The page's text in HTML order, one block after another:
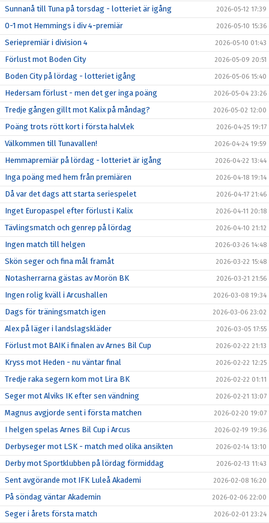
Sunnanå till Tuna på torsdag - lotteriet är igång 2026-05-12 17:39
0-1 mot Hemmings i div 4-premiär 2026-05-10 15:36
Seriepremiär i division 4 2026-05-10 01:43
Förlust mot Boden City 2026-05-09 20:51
Boden City på lördag - lotteriet igång 2026-05-06 15:40
Hedersam förlust - men det ger inga poäng 2026-05-04 23:26
Tredje gången gillt mot Kalix på måndag? 2026-05-02 12:00
Poäng trots rött kort i första halvlek 2026-04-25 19:17
Välkommen till Tunavallen! 2026-04-24 19:59
Hemmapremiär på lördag - lotteriet är igång 2026-04-22 13:44
Inga poäng med hem från premiären 2026-04-18 19:14
Då var det dags att starta seriespelet 2026-04-17 21:46
Inget Europaspel efter förlust i Kalix 2026-04-11 20:18
Tävlingsmatch och genrep på lördag 2026-04-10 21:12
Ingen match till helgen 2026-03-26 14:48
Skön seger och fina mål framåt 2026-03-22 15:48
Notasherrarna gästas av Morön BK 2026-03-21 21:56
Ingen rolig kväll i Arcushallen 2026-03-08 19:34
Dags för träningsmatch igen 2026-03-06 23:02
Alex på läger i landslagskläder 2026-03-05 17:55
Förlust mot BAIK i finalen av Arnes Bil Cup 2026-02-22 21:13
Kryss mot Heden - nu väntar final 2026-02-22 12:25
Tredje raka segern kom mot Lira BK 2026-02-22 01:11
Seger mot Alviks IK efter sen vändning 2026-02-21 13:07
Magnus avgjorde sent i första matchen 2026-02-20 19:07
I helgen spelas Arnes Bil Cup i Arcus 2026-02-19 19:36
Derbyseger mot LSK - match med olika ansikten 2026-02-14 13:10
Derby mot Sportklubben på lördag förmiddag 2026-02-13 11:43
Sent avgörande mot IFK Luleå Akademi 2026-02-08 16:20
På söndag väntar Akademin 2026-02-06 22:00
Seger i årets första match 2026-02-01 23:24